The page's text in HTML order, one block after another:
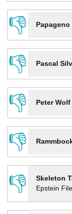
👎
Papageno
👎
Pascal
👎
Peter Wolf
👎
👎
Skeleton
Epstein